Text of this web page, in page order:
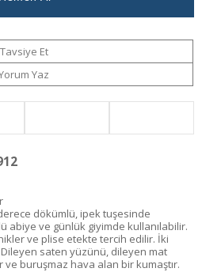
Tavsiye Et
Yaz
dökümlü, ipek tuşesinde
abiye ve günlük giyimde kullanılabilir.
ve plise etekte tercih edilir. İki
saten yüzünü, dileyen mat
buruşmaz hava alan bir kumaştır.